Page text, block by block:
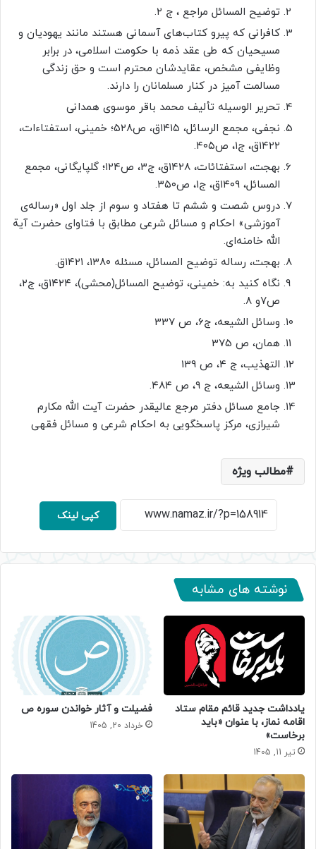
توضیح المسائل مراجع ، ج ۲.
کافرانی که پیرو کتاب‌های آسمانی هستند مانند یهودیان و
مسیحیان که طی عقد ذمه با حکومت اسلامی، در برابر
وظایفی مشخص، عقایدشان محترم است و حق زندگی
مسالمت‌ آمیز در کنار مسلمانان را دارند.
تحریر الوسیله تألیف محمد باقر موسوی همدانی
نجفی، مجمع الرسائل، ۱۴۱۵ق، ص۵۲۸‌؛ خمینی، استفتاءات،
۱۴۲۲ق، ج‌۱، ص۴۰۵‌.
بهجت، استفتائات، ۱۴۲۸ق، ج‌۳، ص۱۲۴‌؛ گلپایگانی، مجمع
المسائل، ۱۴۰۹ق، ج۱، ص۳۵۰.
دروس شصت ‌و ششم تا هفتاد و سوم از جلد اول «رساله‌ی
آموزشی» احکام و مسائل شرعی مطابق با فتاوای حضرت آیة
‌الله‌ خامنه‌ای.
بهجت، رساله توضیح المسائل، مسئله ۱۳۸۰، ۱۴۲۱ق.
نگاه کنید به:‌ خمینی، توضیح المسائل(محشی)، ۱۴۲۴ق، ج۲،
ص۷و ۸.
وسائل الشيعه، ج6، ص 337
همان، ص 375
التهذیب، ج 4، ص 139
وسائل الشیعه، ج ۹، ص ۴۸۴.
جامع مسائل دفتر مرجع عالیقدر حضرت آیت الله مکارم
شیرازی، مرکز پاسخگویی به احکام شرعی و مسائل فقهی
مطالب ویژه
کپی لینک
نوشته های مشابه
یادداشت جدید قائم مقام ستاد
اقامه نماز، با عنوان «باید
برخاست»
تیر 11, 1405
فضیلت و آثار خواندن سوره ص
خرداد 20, 1405